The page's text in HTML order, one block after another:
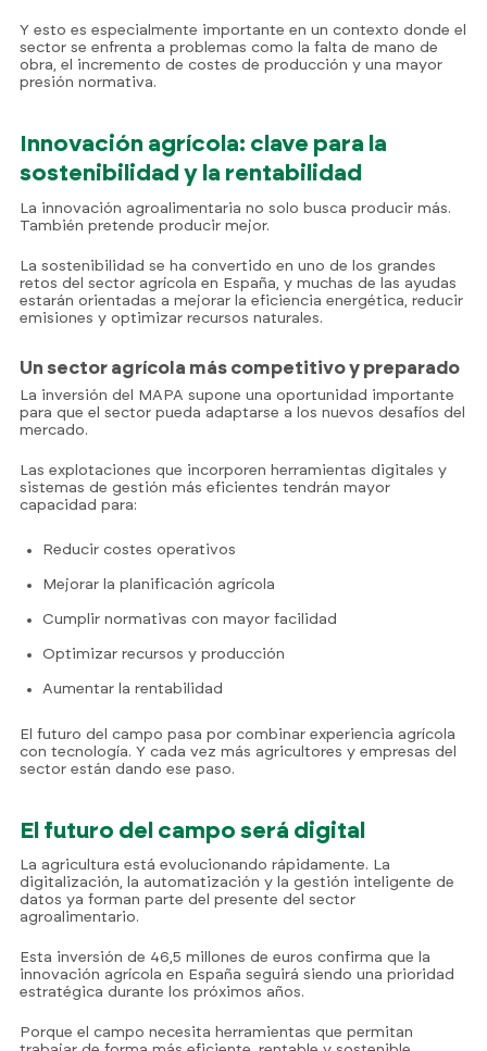
Y esto es especialmente importante en un contexto donde el
sector se enfrenta a problemas como la falta de mano de
obra, el incremento de costes de producción y una mayor
presión normativa.
Innovación agrícola: clave para la
sostenibilidad y la rentabilidad
La innovación agroalimentaria no solo busca producir más.
También pretende producir mejor.
La sostenibilidad se ha convertido en uno de los grandes
retos del sector agrícola en España, y muchas de las ayudas
estarán orientadas a mejorar la eficiencia energética, reducir
emisiones y optimizar recursos naturales.
Un sector agrícola más competitivo y preparado
La inversión del MAPA supone una oportunidad importante
para que el sector pueda adaptarse a los nuevos desafíos del
mercado.
Las explotaciones que incorporen herramientas digitales y
sistemas de gestión más eficientes tendrán mayor
capacidad para:
Reducir costes operativos
Mejorar la planificación agrícola
Cumplir normativas con mayor facilidad
Optimizar recursos y producción
Aumentar la rentabilidad
El futuro del campo pasa por combinar experiencia agrícola
con tecnología. Y cada vez más agricultores y empresas del
sector están dando ese paso.
El futuro del campo será digital
La agricultura está evolucionando rápidamente. La
digitalización, la automatización y la gestión inteligente de
datos ya forman parte del presente del sector
agroalimentario.
Esta inversión de 46,5 millones de euros confirma que la
innovación agrícola en España seguirá siendo una prioridad
estratégica durante los próximos años.
Porque el campo necesita herramientas que permitan